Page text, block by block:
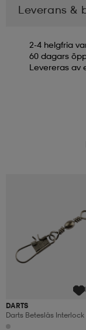
Leverans &
2-4 helgfria
60 dagars
Levereras av
DARTS
Darts Beteslås Interlock
10